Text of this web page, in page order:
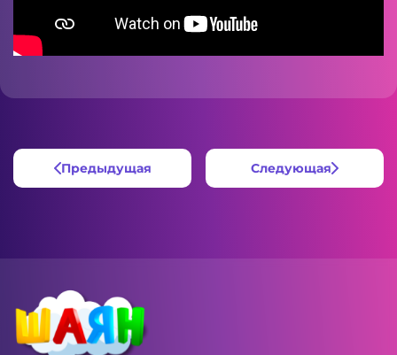
Предыдущая Следующая